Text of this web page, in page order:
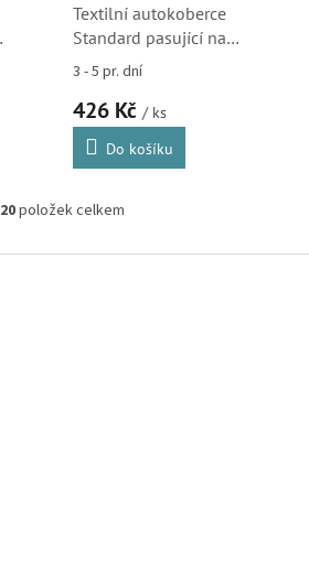
Textilní autokoberce
Standard pasující na
Peugeot e-208 2020-
3 - 5 pr. dní
426 Kč / ks
Do košíku
O
l
20položek celkem